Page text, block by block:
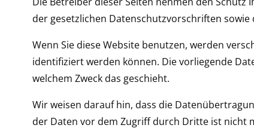
der gesetzlichen Datenschutzvorschriften
Wenn Sie diese Website benutzen, werden
identifiziert werden können. Die vorliegende
welchem Zweck das geschieht.
Wir weisen darauf hin, dass die
der Daten vor dem Zugriff durch Dritte ist nicht